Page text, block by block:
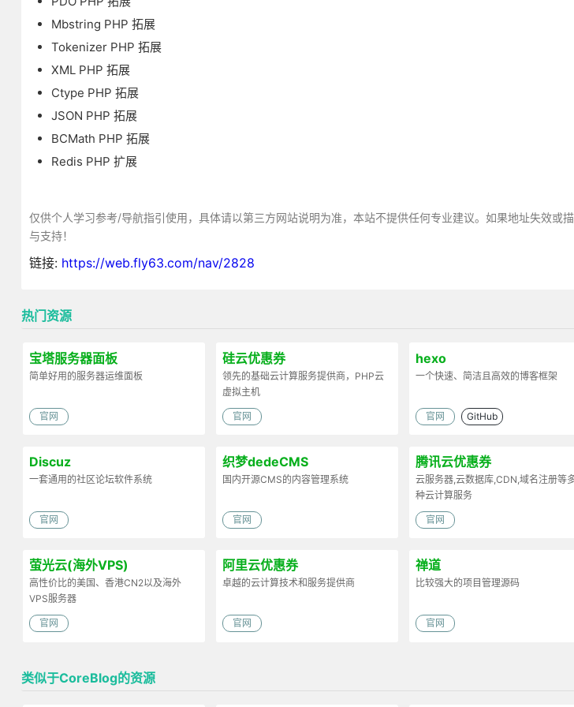
Mbstring PHP 拓展
Tokenizer PHP 拓展
XML PHP 拓展
Ctype PHP 拓展
JSON PHP 拓展
BCMath PHP 拓展
Redis PHP 扩展
仅供个人学习参考/导航指引使用，具体请以第三方网站说明为准，本站不提供任何专业建议。如果地址失效或
与支持！
链接: https://web.fly63.com/nav/2828
热门资源
宝塔服务器面板
简单好用的服务器运维面板
官网
硅云优惠券
领先的基础云计算服务提供商，PHP云
虚拟主机
官网
hexo
一个快速、简洁且高效的博客框架
官网 GitHub
Discuz
一套通用的社区论坛软件系统
官网
织梦dedeCMS
国内开源CMS的内容管理系统
官网
腾讯云优惠券
云服务器,云数据库,CDN,域名注册等
种云计算服务
官网
萤光云(海外VPS)
高性价比的美国、香港CN2以及海外
VPS服务器
官网
阿里云优惠券
卓越的云计算技术和服务提供商
官网
禅道
比较强大的项目管理源码
官网
类似于CoreBlog的资源